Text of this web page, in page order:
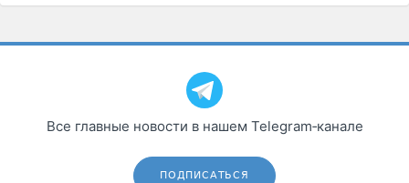
Все главные новости в нашем Telegram‑канале
ПОДПИСАТЬСЯ